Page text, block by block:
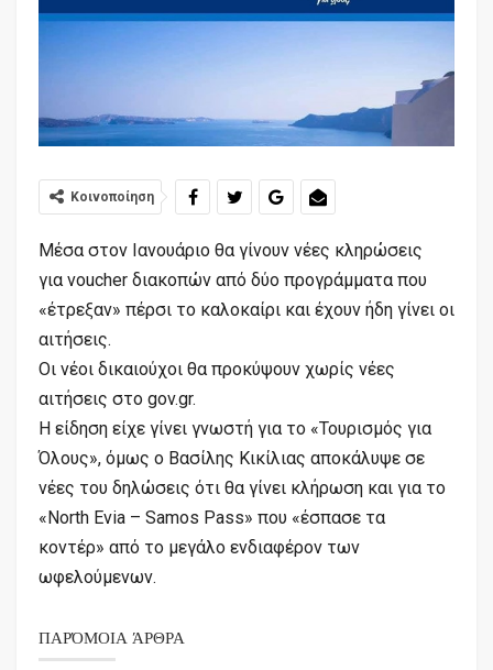
Κοινοποίηση
Μέσα στον Ιανουάριο θα γίνουν νέες κληρώσεις
για voucher διακοπών από δύο προγράμματα που
«έτρεξαν» πέρσι το καλοκαίρι και έχουν ήδη γίνει οι
αιτήσεις.
Οι νέοι δικαιούχοι θα προκύψουν χωρίς νέες
αιτήσεις στο gov.gr.
Η είδηση είχε γίνει γνωστή για το «Τουρισμός για
Όλους», όμως ο Βασίλης Κικίλιας αποκάλυψε σε
νέες του δηλώσεις ότι θα γίνει κλήρωση και για το
«North Evia – Samos Pass» που «έσπασε τα
κοντέρ» από το μεγάλο ενδιαφέρον των
ωφελούμενων.
ΠΑΡΌΜΟΙΑ ΆΡΘΡΑ